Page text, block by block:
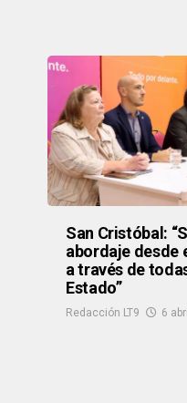
San Cristóbal:
abordaje desde
a través de
Estado”
Redacción LT9 6